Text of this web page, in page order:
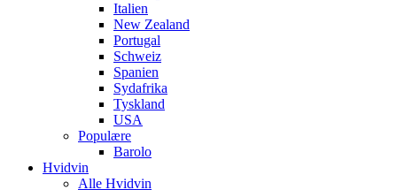
Italien
New Zealand
Portugal
Schweiz
Spanien
Sydafrika
Tyskland
USA
Populære
Barolo
Hvidvin
Alle Hvidvin